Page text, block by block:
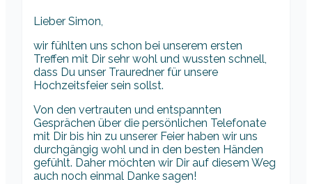
Lieber Simon,
wir fühlten uns schon bei unserem ersten
Treffen mit Dir sehr wohl und wussten schnell,
dass Du unser Trauredner für unsere
Hochzeitsfeier sein sollst.
Von den vertrauten und entspannten
Gesprächen über die persönlichen Telefonate
mit Dir bis hin zu unserer Feier haben wir uns
durchgängig wohl und in den besten Händen
gefühlt. Daher möchten wir Dir auf diesem Weg
auch noch einmal Danke sagen!